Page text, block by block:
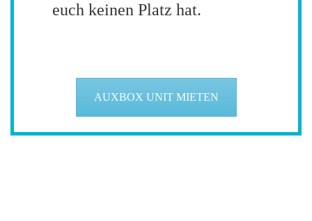
euch keinen Platz hat.
AUXBOX UNIT MIETEN